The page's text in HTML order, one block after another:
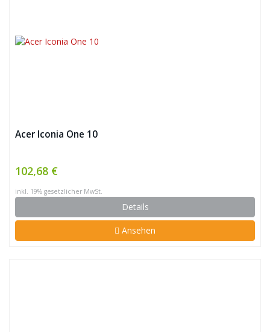
Acer Iconia One 10
102,68 €
inkl. 19% gesetzlicher MwSt.
Details
Ansehen